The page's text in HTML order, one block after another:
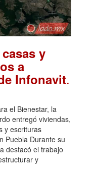
y
a
Infonavit.
el Bienestar, la
entregó viviendas,
y escrituras
Puebla Durante su
destacó el trabajo
y